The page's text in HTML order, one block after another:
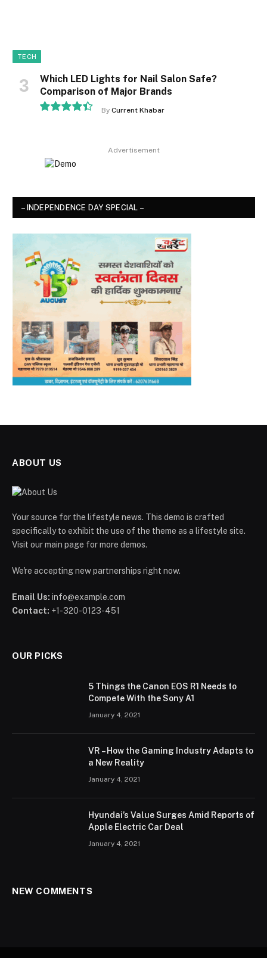
TECH
Which LED Lights for Nail Salon Safe?
Comparison of Major Brands
By Current Khabar
Advertisement
– INDEPENDENCE DAY SPECIAL –
ABOUT US
Your source for the lifestyle news. This demo is crafted
specifically to exhibit the use of the theme as a lifestyle site.
Visit our main page for more demos.
We're accepting new partnerships right now.
Email Us: info@example.com
Contact: +1-320-0123-451
OUR PICKS
5 Things the Canon EOS R1 Needs to
Compete With the Sony A1
January 4, 2021
VR – How the Gaming Industry Adapts to
a New Reality
January 4, 2021
Hyundai’s Value Surges Amid Reports of
Apple Electric Car Deal
January 4, 2021
NEW COMMENTS